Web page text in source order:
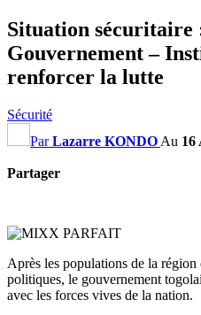
Situation sécuritaire
Gouvernement –
renforcer la lutte
Sécurité
ParLazarre KONDO Au 16
Partager
Après les populations de la région
politiques, le gouvernement
avec les forces vives de la nation.